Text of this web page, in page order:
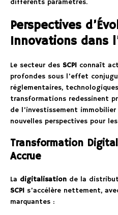
différents paramètres.
Perspectives
Innovations dans
Le secteur des SCPI connaît
profondes sous l’effet
réglementaires,
transformations redessinent
de l’investissement
nouvelles perspectives pour
Transformation
Accrue
La digitalisation de la
SCPI s’accélère nettement,
marquantes :